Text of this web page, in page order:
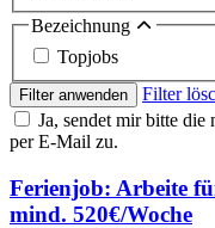
Bezeichnung
Topjobs
Filter anwenden
Filter
Ja, sendet mir bitte die
per E-Mail zu.
Ferienjob: Arbeite
mind. 520€/Woche